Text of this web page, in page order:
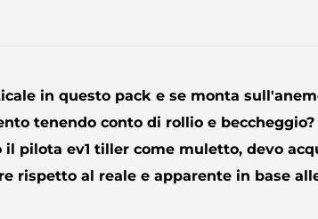
in questo pack e se monta
tenendo conto di rollio e
pilota ev1 tiller come muletto, devo
rispetto al reale e apparente in base